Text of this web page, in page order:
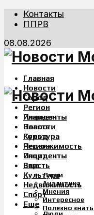
Контакты
ППРВ
08.08.2026
Главная
Новости
Город
Регион
Инциденты
Власть
Культура
Недвижимость
Спорт
Еще
Люди
Аналитика
Мнения
Интересное
Полезно знать
Главная
Новости
Город
Регион
Инциденты
Власть
Культура
Недвижимость
Спорт
Еще